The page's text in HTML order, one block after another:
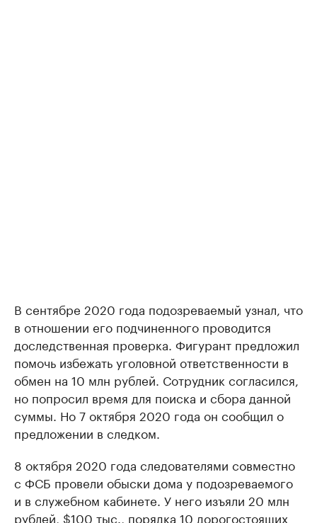
В сентябре 2020 года подозреваемый узнал, что
в отношении его подчиненного проводится
доследственная проверка. Фигурант предложил
помочь избежать уголовной ответственности в
обмен на 10 млн рублей. Сотрудник согласился,
но попросил время для поиска и сбора данной
суммы. Но 7 октября 2020 года он сообщил о
предложении в следком.
8 октября 2020 года следователями совместно
с ФСБ провели обыски дома у подозреваемого
и в служебном кабинете. У него изъяли 20 млн
рублей, $100 тыс., порядка 10 дорогостоящих